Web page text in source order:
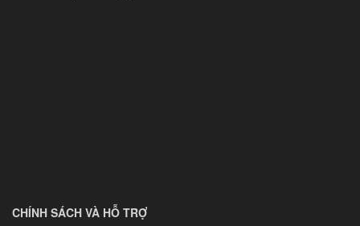
CHÍNH SÁCH VÀ HỖ TRỢ